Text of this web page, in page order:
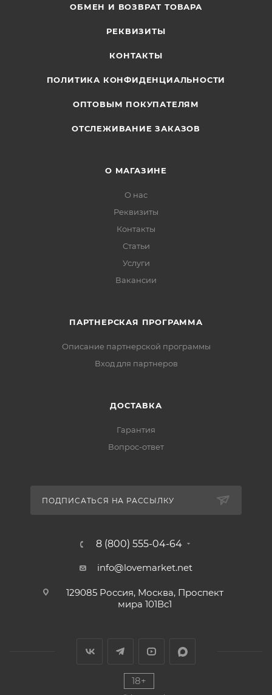
ОБМЕН И ВОЗВРАТ ТОВАРА
РЕКВИЗИТЫ
КОНТАКТЫ
ПОЛИТИКА КОНФИДЕНЦИАЛЬНОСТИ
ОПТОВЫМ ПОКУПАТЕЛЯМ
ОТСЛЕЖИВАНИЕ ЗАКАЗОВ
О МАГАЗИНЕ
О нас
Реквизиты
Контакты
Статьи
Услуги
Вакансии
ПАРТНЕРСКАЯ ПРОГРАММА
Описание партнерской программы
Вход для партнеров
ДОСТАВКА
Гарантия
Вопрос-ответ
ПОДПИСАТЬСЯ НА РАССЫЛКУ
8 (800) 555-04-64
info@lovemarket.net
129085 Россия, Москва, Проспект
мира 101Вс1
18+